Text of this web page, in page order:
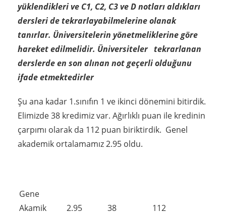
yüklendikleri ve C1, C2, C3 ve D notları aldıkları
dersleri de tekrarlayabilmelerine olanak
tanırlar. Üniversitelerin yönetmeliklerine göre
hareket edilmelidir. Üniversiteler tekrarlanan
derslerde en son alınan not geçerli olduğunu
ifade etmektedirler
Şu ana kadar 1.sınıfın 1 ve ikinci dönemini bitirdik.
Elimizde 38 kredimiz var. Ağırlıklı puan ile kredinin
çarpımı olarak da 112 puan biriktirdik. Genel
akademik ortalamamız 2.95 oldu.
Gene
Akamik
2.95 38 112